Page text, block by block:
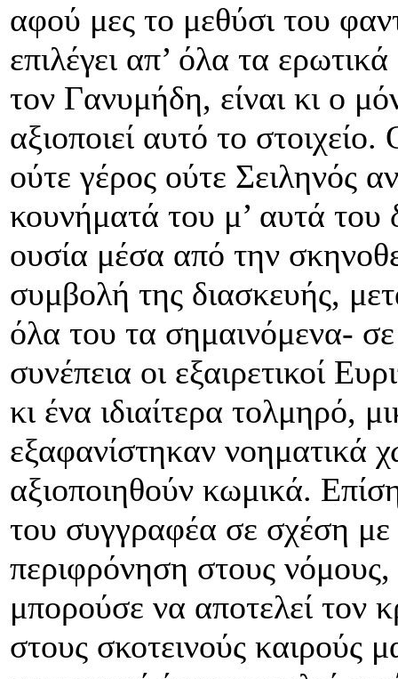
αφού μες το μεθύσι του
επιλέγει απ’ όλα τα
τον Γανυμήδη, είναι κι ο
αξιοποιεί αυτό το
ούτε γέρος ούτε Σειληνός
κουνήματά του μ’ αυτά του
ουσία μέσα από την
συμβολή της διασκευής,
όλα του τα σημαινόμενα-
συνέπεια οι εξαιρετικοί
κι ένα ιδιαίτερα τολμηρό,
εξαφανίστηκαν νοηματικά
αξιοποιηθούν κωμικά.
του συγγραφέα σε σχέση με
περιφρόνηση στους
μπορούσε να αποτελεί τον
στους σκοτεινούς καιρούς